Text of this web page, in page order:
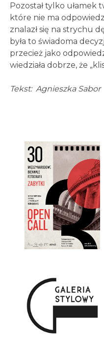
Pozostał tylko ułamek
które nie ma
znalazł się na strychu
była to świadoma
przecież jako
wiedziała dobrze, że
Tekst: Agnieszka Sabor